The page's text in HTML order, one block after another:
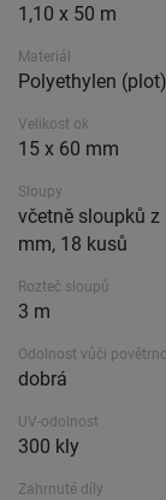
1,10 x 50 m
Materiál
Polyethylen
Velikost ok
15 x 60 mm
Sloupy
včetně sloupků
mm, 18 kusů
Rozteč sloupů
3 m
Odolnost vůči
dobrá
UV-odolnost
300 kly
Zahrnuté díly